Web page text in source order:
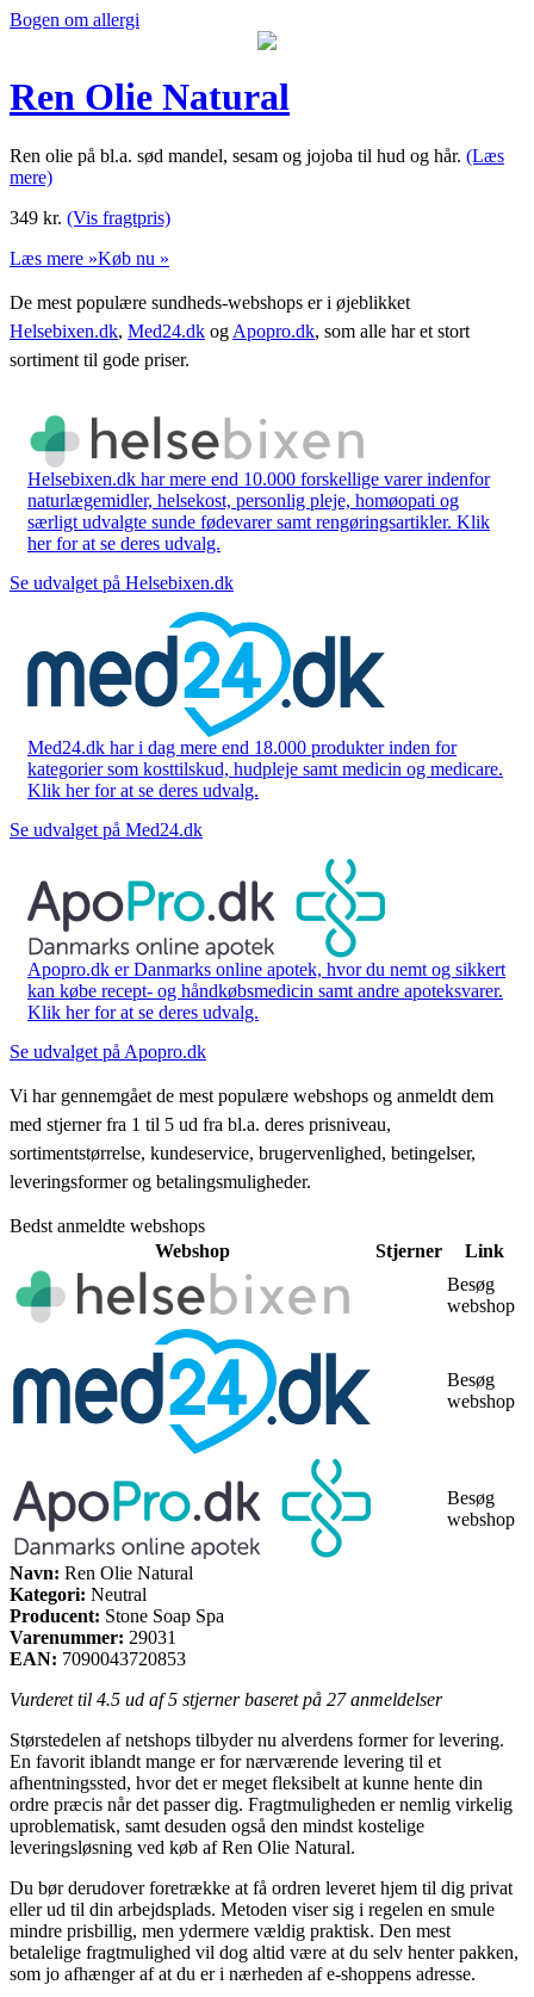
Bogen om allergi
Ren Olie Natural
Ren olie på bl.a. sød mandel, sesam og jojoba til hud og hår. (Læs
mere)
349 kr. (Vis fragtpris)
Læs mere »Køb nu »
De mest populære sundheds-webshops er i øjeblikket
Helsebixen.dk, Med24.dk og Apopro.dk, som alle har et stort
sortiment til gode priser.
Helsebixen.dk har mere end 10.000 forskellige varer indenfor
naturlægemidler, helsekost, personlig pleje, homøopati og
særligt udvalgte sunde fødevarer samt rengøringsartikler. Klik
her for at se deres udvalg.
Se udvalget på Helsebixen.dk
Med24.dk har i dag mere end 18.000 produkter inden for
kategorier som kosttilskud, hudpleje samt medicin og medicare.
Klik her for at se deres udvalg.
Se udvalget på Med24.dk
Apopro.dk er Danmarks online apotek, hvor du nemt og sikkert
kan købe recept- og håndkøbsmedicin samt andre apoteksvarer.
Klik her for at se deres udvalg.
Se udvalget på Apopro.dk
Vi har gennemgået de mest populære webshops og anmeldt dem
med stjerner fra 1 til 5 ud fra bl.a. deres prisniveau,
sortimentstørrelse, kundeservice, brugervenlighed, betingelser,
leveringsformer og betalingsmuligheder.
Bedst anmeldte webshops
Webshop
Stjerner
Link
Besøg
webshop
Besøg
webshop
Besøg
webshop
Navn: Ren Olie Natural
Kategori: Neutral
Producent: Stone Soap Spa
Varenummer: 29031
EAN: 7090043720853
Vurderet til 4.5 ud af 5 stjerner baseret på 27anmeldelser
Størstedelen af netshops tilbyder nu alverdens former for levering.
En favorit iblandt mange er for nærværende levering til et
afhentningssted, hvor det er meget fleksibelt at kunne hente din
ordre præcis når det passer dig. Fragtmuligheden er nemlig virkelig
uproblematisk, samt desuden også den mindst kostelige
leveringsløsning ved køb af Ren Olie Natural.
Du bør derudover foretrække at få ordren leveret hjem til dig privat
eller ud til din arbejdsplads. Metoden viser sig i regelen en smule
mindre prisbillig, men ydermere vældig praktisk. Den mest
betalelige fragtmulighed vil dog altid være at du selv henter pakken,
som jo afhænger af at du er i nærheden af e-shoppens adresse.